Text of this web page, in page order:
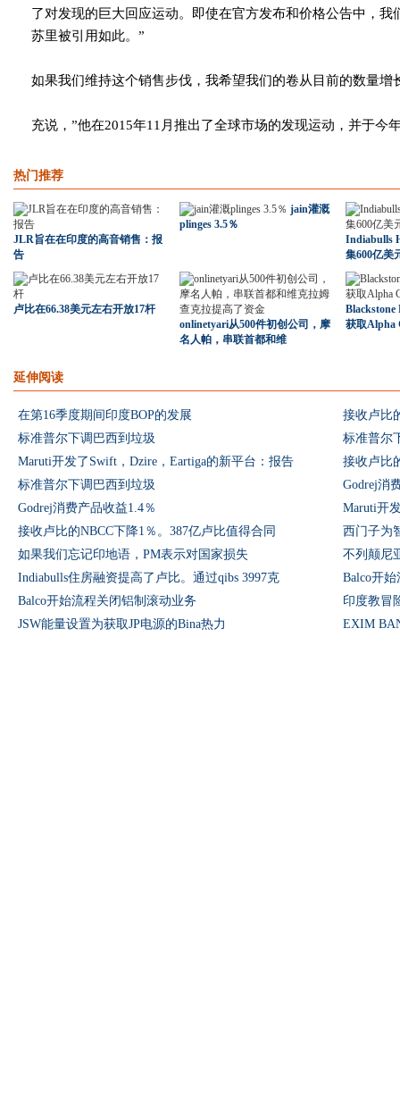
了对发现的巨大回应运动。即使在官方发布和价格公告中，我
苏里被引用如此。”
如果我们维持这个销售步伐，我希望我们的卷从目前的数量增
充说，”他在2015年11月推出了全球市场的发现运动，并于今
热门推荐
JLR旨在在印度的高音销售：报
告
jain灌溉
plinges 3.5％
Indiabulls
集600亿美
卢比在66.38美元左右开放17杆
onlinetyari从500件初创公司，摩
名人帕，串联首都和维
Blackstone
获取Alpha
延伸阅读
在第16季度期间印度BOP的发展
接收卢比
标准普尔下调巴西到垃圾
标准普尔
Maruti开发了Swift，Dzire，Eartiga的新平台：报告
接收卢比
标准普尔下调巴西到垃圾
Godrej消
Godrej消费产品收益1.4％
Maruti开
接收卢比的NBCC下降1％。387亿卢比值得合同
西门子为
如果我们忘记印地语，PM表示对国家损失
不列颠尼
Indiabulls住房融资提高了卢比。通过qibs 3997克
Balco开
Balco开始流程关闭铝制滚动业务
印度教冒
JSW能量设置为获取JP电源的Bina热力
EXIM